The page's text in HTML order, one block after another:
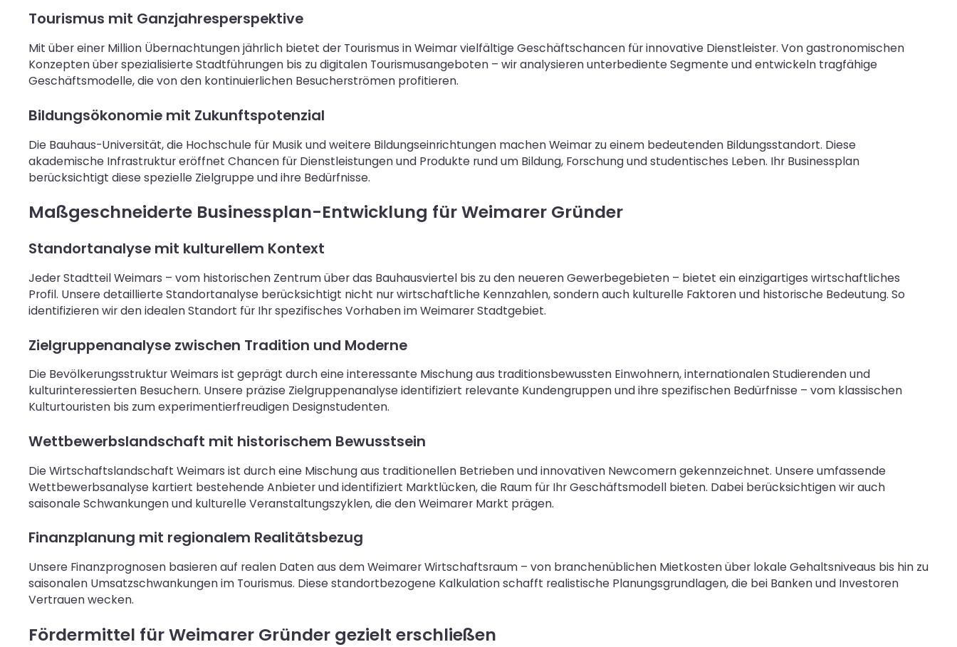
Tourismus mit Ganzjahresperspektive
Mit über einer Million Übernachtungen jährlich bietet der Tourismus in Weimar vielfältige Geschäftschancen für innovative Dienstleister. Von gastronomischen
Konzepten über spezialisierte Stadtführungen bis zu digitalen Tourismusangeboten – wir analysieren unterbediente Segmente und entwickeln tragfähige
Geschäftsmodelle, die von den kontinuierlichen Besucherströmen profitieren.
Bildungsökonomie mit Zukunftspotenzial
Die Bauhaus-Universität, die Hochschule für Musik und weitere Bildungseinrichtungen machen Weimar zu einem bedeutenden Bildungsstandort. Diese
akademische Infrastruktur eröffnet Chancen für Dienstleistungen und Produkte rund um Bildung, Forschung und studentisches Leben. Ihr Businessplan
berücksichtigt diese spezielle Zielgruppe und ihre Bedürfnisse.
Maßgeschneiderte Businessplan-Entwicklung für Weimarer Gründer
Standortanalyse mit kulturellem Kontext
Jeder Stadtteil Weimars – vom historischen Zentrum über das Bauhausviertel bis zu den neueren Gewerbegebieten – bietet ein einzigartiges wirtschaftliches
Profil. Unsere detaillierte Standortanalyse berücksichtigt nicht nur wirtschaftliche Kennzahlen, sondern auch kulturelle Faktoren und historische Bedeutung. So
identifizieren wir den idealen Standort für Ihr spezifisches Vorhaben im Weimarer Stadtgebiet.
Zielgruppenanalyse zwischen Tradition und Moderne
Die Bevölkerungsstruktur Weimars ist geprägt durch eine interessante Mischung aus traditionsbewussten Einwohnern, internationalen Studierenden und
kulturinteressierten Besuchern. Unsere präzise Zielgruppenanalyse identifiziert relevante Kundengruppen und ihre spezifischen Bedürfnisse – vom klassischen
Kulturtouristen bis zum experimentierfreudigen Designstudenten.
Wettbewerbslandschaft mit historischem Bewusstsein
Die Wirtschaftslandschaft Weimars ist durch eine Mischung aus traditionellen Betrieben und innovativen Newcomern gekennzeichnet. Unsere umfassende
Wettbewerbsanalyse kartiert bestehende Anbieter und identifiziert Marktlücken, die Raum für Ihr Geschäftsmodell bieten. Dabei berücksichtigen wir auch
saisonale Schwankungen und kulturelle Veranstaltungszyklen, die den Weimarer Markt prägen.
Finanzplanung mit regionalem Realitätsbezug
Unsere Finanzprognosen basieren auf realen Daten aus dem Weimarer Wirtschaftsraum – von branchenüblichen Mietkosten über lokale Gehaltsniveaus bis hin zu
saisonalen Umsatzschwankungen im Tourismus. Diese standortbezogene Kalkulation schafft realistische Planungsgrundlagen, die bei Banken und Investoren
Vertrauen wecken.
Fördermittel für Weimarer Gründer gezielt erschließen